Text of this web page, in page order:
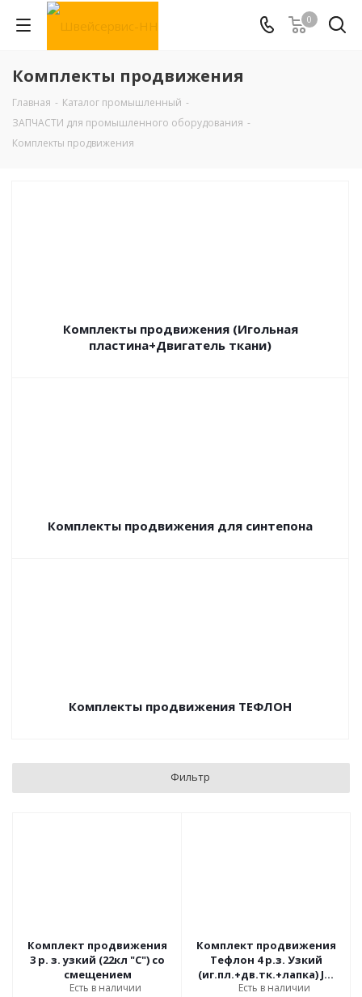
0
Комплекты продвижения
Главная - Каталог промышленный -
ЗАПЧАСТИ для промышленного оборудования -
Комплекты продвижения
Комплекты продвижения (Игольная
пластина+Двигатель ткани)
Комплекты продвижения для синтепона
Комплекты продвижения ТЕФЛОН
Фильтр
Комплект продвижения
3 р. з. узкий (22кл "С") со
смещением
Есть в наличии
Комплект продвижения
Тефлон 4 р.з. Узкий
(иг.пл.+дв.тк.+лапка) JZ-
12405 JINZEN
Есть в наличии